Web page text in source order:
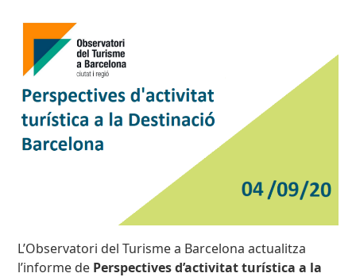
L’Observatori del Turisme a Barcelona actualitza
l’informe de Perspectives d’activitat turística a la